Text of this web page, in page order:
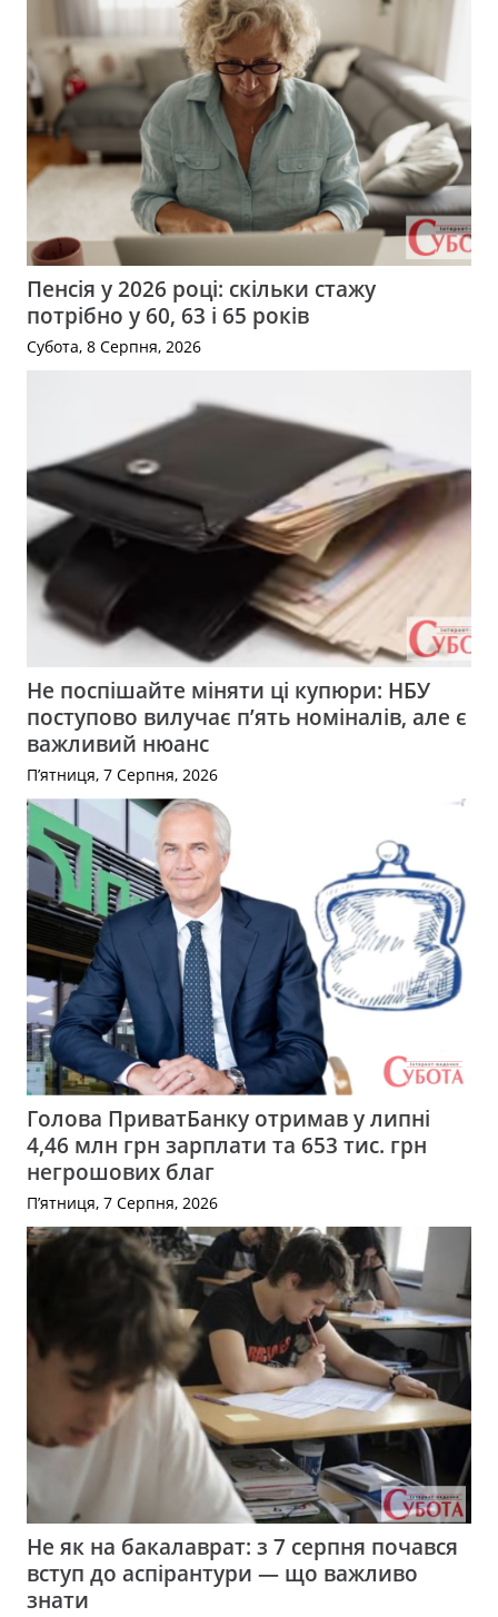
Пенсія у 2026 році: скільки стажу
потрібно у 60, 63 і 65 років
Субота, 8 Серпня, 2026
Не поспішайте міняти ці купюри: НБУ
поступово вилучає п’ять номіналів, але є
важливий нюанс
П’ятниця, 7 Серпня, 2026
Голова ПриватБанку отримав у липні
4,46 млн грн зарплати та 653 тис. грн
негрошових благ
П’ятниця, 7 Серпня, 2026
Не як на бакалаврат: з 7 серпня почався
вступ до аспірантури — що важливо
знати